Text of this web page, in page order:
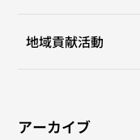
地域貢献活動
アーカイブ